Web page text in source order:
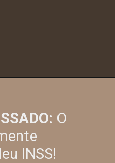
O
INSS!